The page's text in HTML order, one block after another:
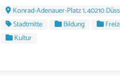
Konrad-Adenauer-Platz 1, 40210
Stadtmitte
Bildung
Kultur